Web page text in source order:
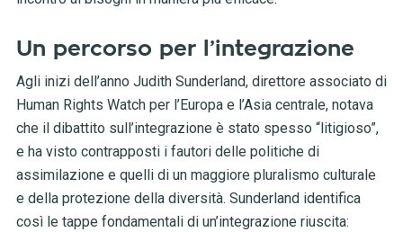
Un percorso per l’integrazione
Agli inizi dell’anno Judith Sunderland, direttore associato di
Human Rights Watch per l’Europa e l’Asia centrale, notava
che il dibattito sull’integrazione è stato spesso “litigioso”,
e ha visto contrapposti i fautori delle politiche di
assimilazione e quelli di un maggiore pluralismo culturale
e della protezione della diversità. Sunderland identifica
così le tappe fondamentali di un’integrazione riuscita: